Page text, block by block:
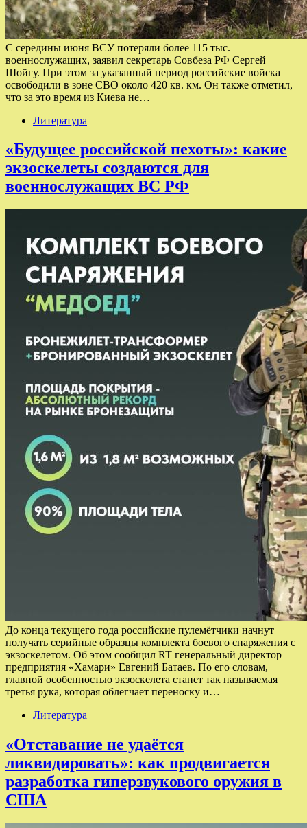
С середины июня ВСУ потеряли более 115 тыс.
военнослужащих, заявил секретарь Совбеза РФ Сергей
Шойгу. При этом за указанный период российские войска
освободили в зоне СВО около 420 кв. км. Он также отметил,
что за это время из Киева не…
Литература
«Будущее российской пехоты»: какие
экзоскелеты создаются для
военнослужащих ВС РФ
До конца текущего года российские пулемётчики начнут
получать серийные образцы комплекта боевого снаряжения с
экзоскелетом. Об этом сообщил RT генеральный директор
предприятия «Хамари» Евгений Батаев. По его словам,
главной особенностью экзоскелета станет так называемая
третья рука, которая облегчает переноску и…
Литература
«Отставание не удаётся
ликвидировать»: как продвигается
разработка гиперзвукового оружия в
США